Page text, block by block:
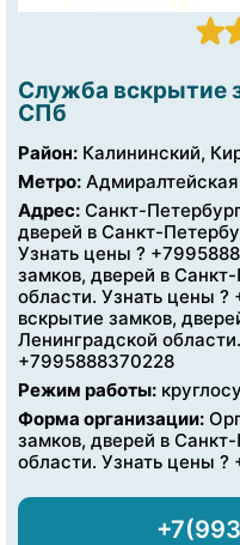
Служба вскрытие
СПб
Район: Калининский,
Метро:
Адрес: Санкт-
дверей в Санкт-
Узнать цены ?
замков, дверей в
области. Узнать цены
вскрытие замков,
Ленинградской
+7995888370228
Режим работы:
Форма организации:
замков, дверей в
области. Узнать цены